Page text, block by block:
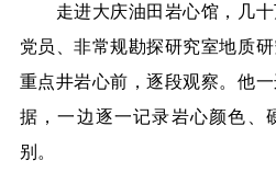
走进大庆油田岩心馆，几十
党员、非常规勘探研究室地质
重点井岩心前，逐段观察。他
据，一边逐一记录岩心颜色、
别。